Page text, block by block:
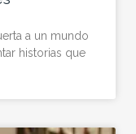
a un mundo
historias que